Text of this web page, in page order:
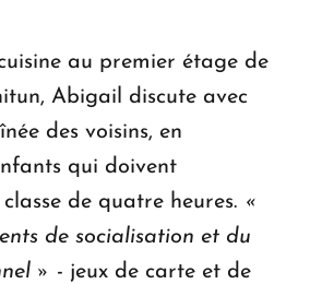
au premier étage de
Abigail discute avec
des voisins, en
qui doivent
de quatre heures. «
de socialisation et du
» - jeux de carte et de